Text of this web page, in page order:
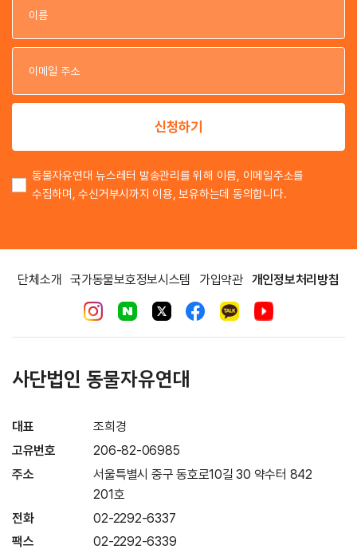
이
이
신청하기
동물자유연대 뉴스레터 발송관리를 위해 이름, 이메일주소를
수집하며, 수신거부시까지 이용, 보유하는데 동의합니다.
단체소개 국가동물보호정보시스템 가입약관 개인정보처리방침
사단법인 동물자유연대
대표
조희경
고유번호
206-82-06985
주소
서울특별시 중구 동호로10길 30 약수터 842
201호
전화
02-2292-6337
팩스
02-2292-6339